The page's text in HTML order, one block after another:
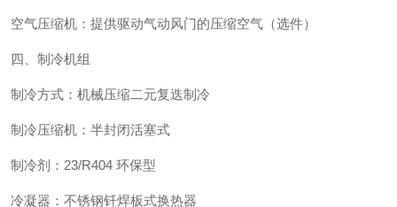
空气压缩机：提供驱动气动风门的压缩空气（选件）
四、制冷机组
制冷方式：机械压缩二元复迭制冷
制冷压缩机：半封闭活塞式
制冷剂：23/R404 环保型
冷凝器：不锈钢钎焊板式换热器